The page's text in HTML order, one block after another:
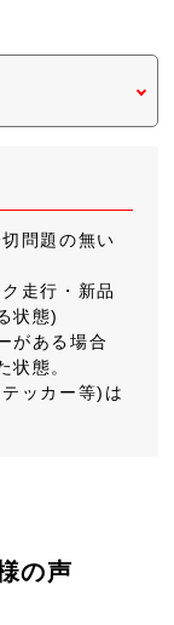
問題の無い
走行・新品
状態)
がある場合
状態。
ッカー等)は
の声